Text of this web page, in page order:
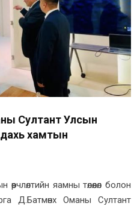
Султант Улсын
хамтын
яамны төлөөлөл болон
Д.Батмөнх Оманы Султант